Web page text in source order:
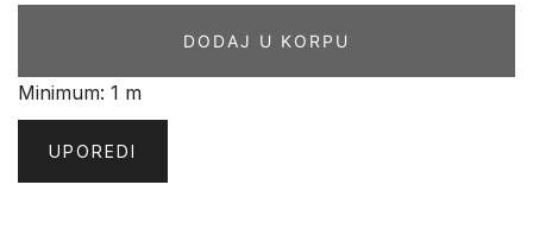
DODAJ U KORPU
Minimum: 1 m
UPOREDI